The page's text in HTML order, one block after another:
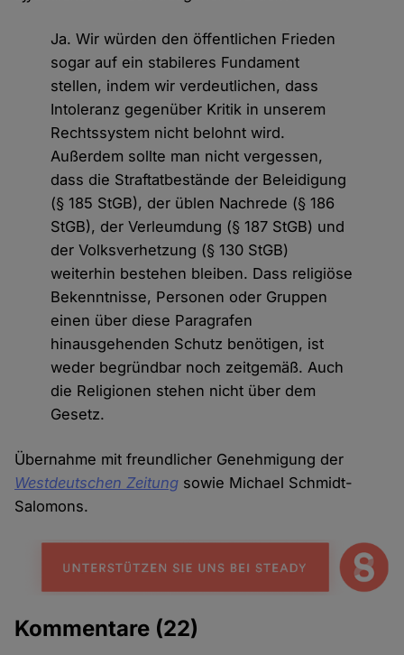
Ja. Wir würden den öffentlichen Frieden
sogar auf ein stabileres Fundament
stellen, indem wir verdeutlichen, dass
Intoleranz gegenüber Kritik in unserem
Rechtssystem nicht belohnt wird.
Außerdem sollte man nicht vergessen,
dass die Straftatbestände der Beleidigung
(§ 185 StGB), der üblen Nachrede (§ 186
StGB), der Verleumdung (§ 187 StGB) und
der Volksverhetzung (§ 130 StGB)
weiterhin bestehen bleiben. Dass religiöse
Bekenntnisse, Personen oder Gruppen
einen über diese Paragrafen
hinausgehenden Schutz benötigen, ist
weder begründbar noch zeitgemäß. Auch
die Religionen stehen nicht über dem
Gesetz.
Übernahme mit freundlicher Genehmigung der
Westdeutschen Zeitung sowie Michael Schmidt-
Salomons.
Kommentare (22)